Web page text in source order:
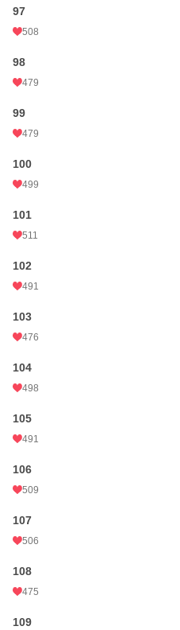
97
508
98
479
99
479
100
499
101
511
102
491
103
476
104
498
105
491
106
509
107
506
108
475
109